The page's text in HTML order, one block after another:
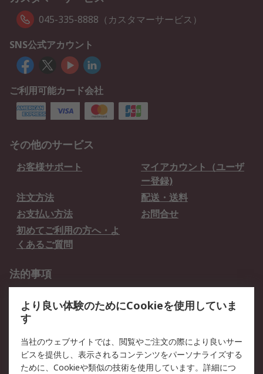
045-335-8888（カスタマーサービス）
SNS公式アカウント
ご利用可能カード会社
その他のサービス
お客様サポート
マイアカウント（ユーザ
ー登録)
注文方法
配送・送料
お支払い方法
お問合せ
初めてご利用の方へ・よ
くあるご質問
法的事項
クッキーポリシー
RSについて
会社概要 採用情報
より良い体験のためにCookieを使用していま
す
当社のウェブサイトでは、閲覧やご注文の際により良いサー
ビスを提供し、表示されるコンテンツをパーソナライズする
ために、Cookieや類似の技術を使用しています。詳細につ